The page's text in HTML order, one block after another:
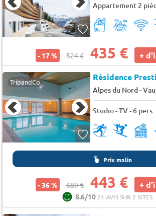
- 17 % 524 € 435 € +
TripandCo
Alpes du Nord-
Studio - TV - 6
Prix malin
- 36 % 689 € 443 € +
8.6/10 21 AVIS SUR 2 SITES